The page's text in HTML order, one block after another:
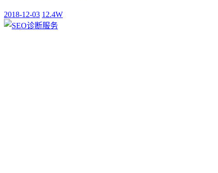
2018-12-03 12.4W